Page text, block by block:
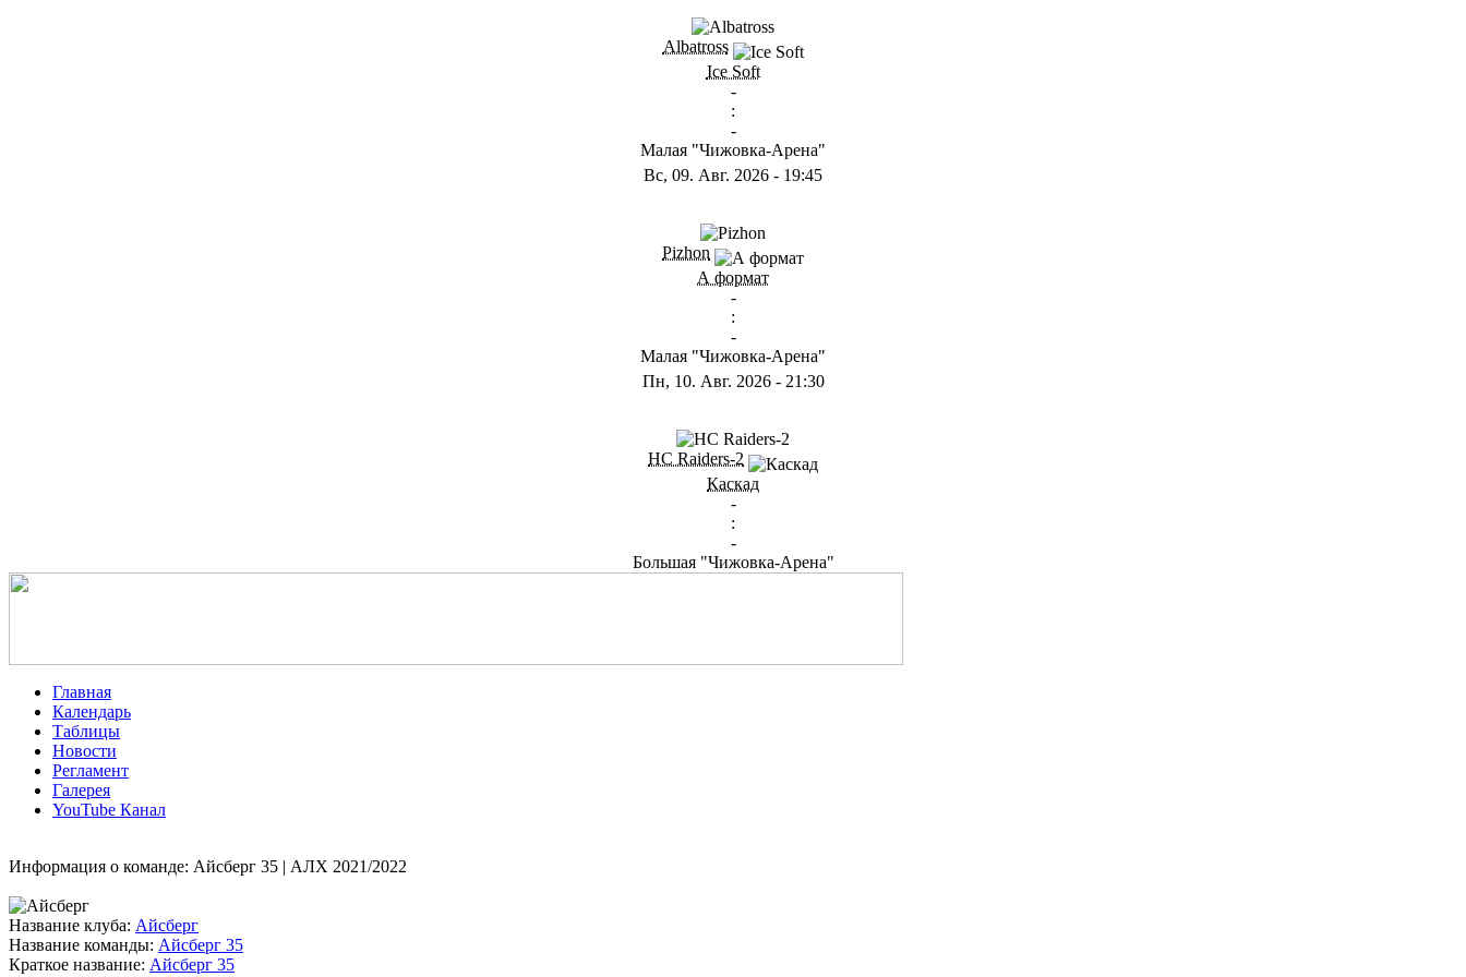
Albatross
Ice Soft
-
:
-
Малая "Чижовка-Арена"
Вс, 09. Авг. 2026 - 19:45
Pizhon
А формат
-
:
-
Малая "Чижовка-Арена"
Пн, 10. Авг. 2026- 21:30
HC Raiders-2
Каскад
-
:
-
Большая "Чижовка-Арена"
Главная
Календарь
Таблицы
Новости
Регламент
Галерея
YouTube Канал
Информация о команде: Айсберг 35 | АЛХ 2021/2022
Название клуба: Айсберг
Название команды: Айсберг 35
Краткое название: Айсберг 35